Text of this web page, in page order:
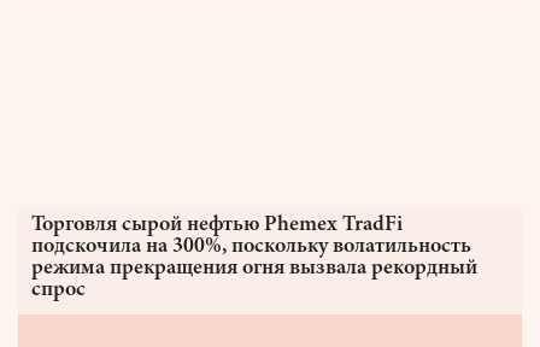
Торговля сырой нефтью Phemex TradFi
подскочила на 300%, поскольку волатильность
режима прекращения огня вызвала рекордный
спрос